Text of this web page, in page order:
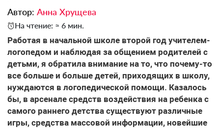
Автор: Анна Хрущева
На чтение: ≈ 6 мин.
​Работая в начальной школе второй год учителем-
логопедом и наблюдая за общением родителей с
детьми, я обратила внимание на то, что почему-то
все больше и больше детей, приходящих в школу,
нуждаются в логопедической помощи. Казалось
бы, в арсенале средств воздействия на ребенка с
самого раннего детства существуют различные
игры, средства массовой информации, новейшие